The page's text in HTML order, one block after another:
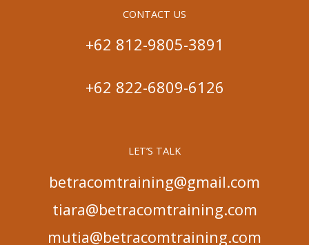
CONTACT US
+62 812-9805-3891
+62 822-6809-6126
LET’S TALK
betracomtraining@gmail.com
tiara@betracomtraining.com
mutia@betracomtraining.com